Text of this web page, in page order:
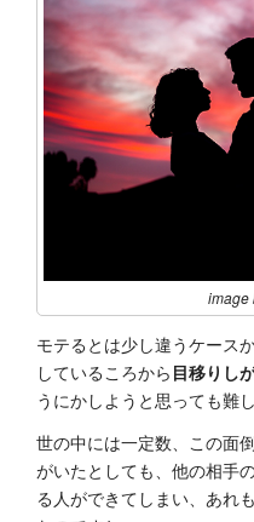
image
モテるとは少し違うケース
しているころから 目移りし
うにかしようと思っても難
世の中には一定数、この面
がいたとしても、他の相手
る人ができてしまい、あれ